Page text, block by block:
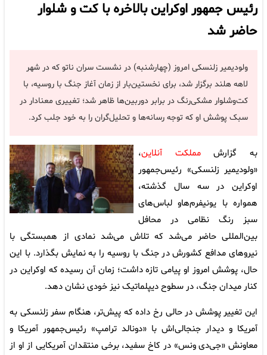
رئیس جمهور اوکراین بالاخره با کت و شلوار
حاضر شد
ولودیمیر زلنسکی امروز (چهارشنبه) در نشست سران ناتو که در شهر
لاهه هلند برگزار شد، برای نخستین‌بار از زمان آغاز جنگ با روسیه، با
کت‌وشلوار مشکی‌رنگ در برابر دوربین‌ها ظاهر شد؛ تغییری معنادار در
سبک پوشش او که توجه رسانه‌ها و تحلیل‌گران را به خود جلب کرد.
به گزارشمملکت آنلاین،
«ولودیمیر زلنسکی» رئیس‌جمهور
اوکراین در سه سال گذشته،
همواره با یونیفرم‌هاو لباس‌های
سبز رنگ نظامی در محافل
بین‌المللی حاضر می‌شد که تلاش می‌شد نمادی از همبستگی با
نیروهای مدافع کشورش در جنگ با روسیه را به نمایش بگذارد. با این
حال، پوشش امروز او پیامی تازه داشت؛ زمان آن رسیده که اوکراین در
کنار میدان جنگ، در سطوح دیپلماتیک نیز خودی نشان دهد.
این تغییر پوشش در حالی رخ داده که پیش‌تر، هنگام سفر زلنسکی به
آمریکا و دیدار جنجالی‌اش با «دونالد ترامپ» رئیس‌جمهور آمریکا و
معاونش «جی‌دی ونس» در کاخ سفید، برخی منتقدان آمریکایی از او از